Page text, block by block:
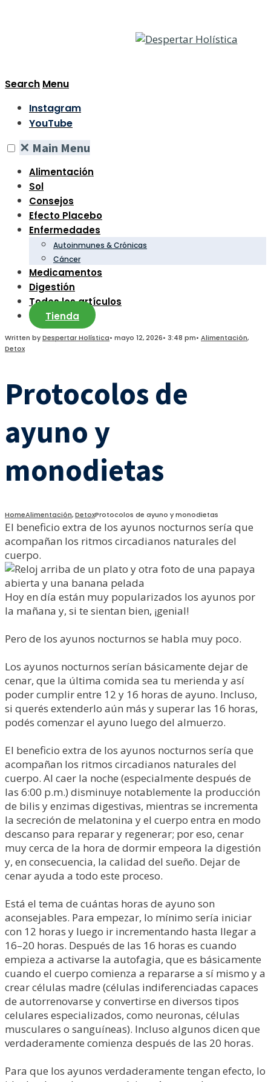
Search Menu
Instagram
YouTube
✕ Main Menu
Alimentación
Sol
Consejos
Efecto Placebo
Enfermedades
Autoinmunes & Crónicas
Cáncer
Medicamentos
Digestión
Todos los artículos
Tienda
Written byDespertar Holística• mayo 12, 2026• 3:48 pm• Alimentación,
Detox
Protocolos de
ayuno y
monodietas
HomeAlimentación,DetoxProtocolos de ayuno y monodietas
El beneficio extra de los ayunos nocturnos sería que
acompañan los ritmos circadianos naturales del
cuerpo.
Hoy en día están muy popularizados los ayunos por
la mañana y, si te sientan bien, ¡genial!
Pero de los ayunos nocturnos se habla muy poco.
Los ayunos nocturnos serían básicamente dejar de
cenar, que la última comida sea tu merienda y así
poder cumplir entre 12 y 16 horas de ayuno. Incluso,
si querés extenderlo aún más y superar las 16 horas,
podés comenzar el ayuno luego del almuerzo.
El beneficio extra de los ayunos nocturnos sería que
acompañan los ritmos circadianos naturales del
cuerpo. Al caer la noche (especialmente después de
las 6:00 p.m.) disminuye notablemente la producción
de bilis y enzimas digestivas, mientras se incrementa
la secreción de melatonina y el cuerpo entra en modo
descanso para reparar y regenerar; por eso, cenar
muy cerca de la hora de dormir empeora la digestión
y, en consecuencia, la calidad del sueño. Dejar de
cenar ayuda a todo este proceso.
Está el tema de cuántas horas de ayuno son
aconsejables. Para empezar, lo mínimo sería iniciar
con 12 horas y luego ir incrementando hasta llegar a
16–20 horas. Después de las 16 horas es cuando
empieza a activarse la autofagia, que es básicamente
cuando el cuerpo comienza a repararse a sí mismo y a
crear células madre (células indiferenciadas capaces
de autorrenovarse y convertirse en diversos tipos
celulares especializados, como neuronas, células
musculares o sanguíneas). Incluso algunos dicen que
verdaderamente comienza después de las 20 horas.
Para que los ayunos verdaderamente tengan efecto, lo